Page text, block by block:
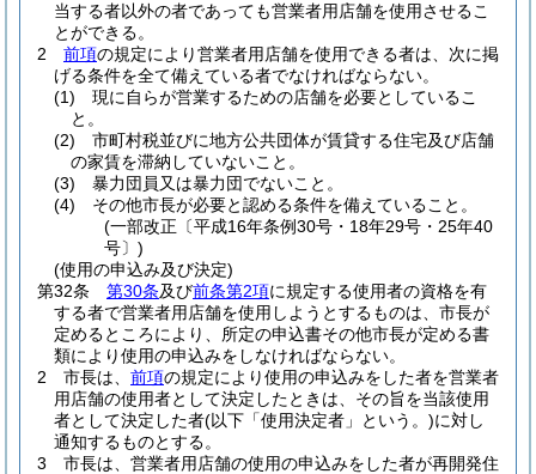
当する者以外の者であっても営業者用店舗を使用させるこ
とができる。
2
前項の規定により営業者用店舗を使用できる者は、次に掲
げる条件を全て備えている者でなければならない。
(1)
現に自らが営業するための店舗を必要としているこ
と。
(2)
市町村税並びに地方公共団体が賃貸する住宅及び店舗
の家賃を滞納していないこと。
(3)
暴力団員又は暴力団でないこと。
(4)
その他市長が必要と認める条件を備えていること。
(一部改正〔平成16年条例30号・18年29号・25年40
号〕)
(使用の申込み及び決定)
第32条
第30条及び前条第2項に規定する使用者の資格を有
する者で営業者用店舗を使用しようとするものは、市長が
定めるところにより、所定の申込書その他市長が定める書
類により使用の申込みをしなければならない。
2
市長は、 前項の規定により使用の申込みをした者を営業者
用店舗の使用者として決定したときは、その旨を当該使用
者として決定した者(以下「使用決定者」という。)に対し
通知するものとする。
3
市長は、営業者用店舗の使用の申込みをした者が再開発住